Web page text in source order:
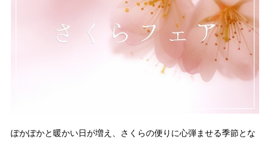
ぽかぽかと暖かい日が増え、さくらの便りに心弾ませる季節とな